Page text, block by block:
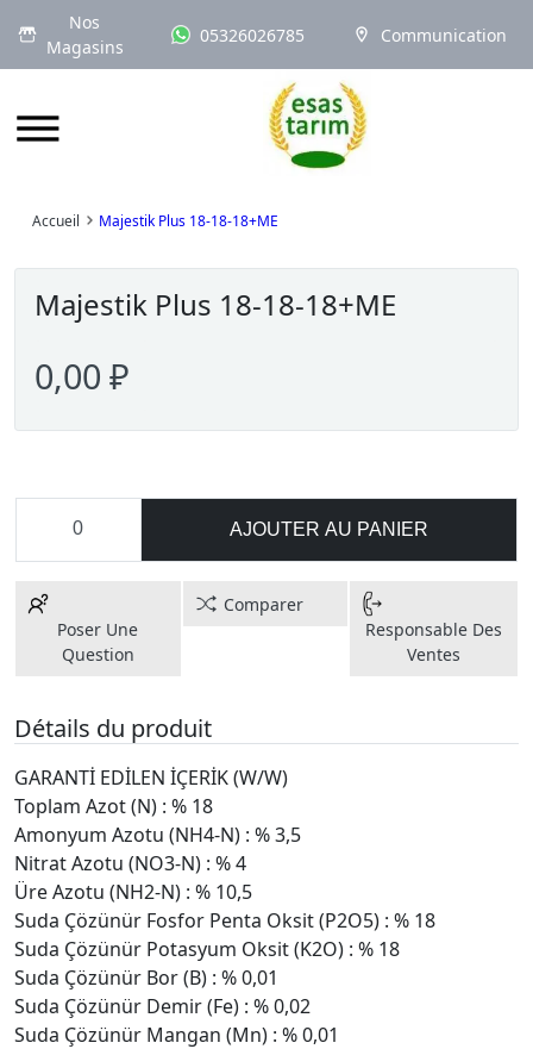
Nos
Magasins
05326026785 Communication
Logo
Accueil Majestik Plus 18-18-18+ME
Majestik Plus 18-18-18+ME
0,00 ₽
AJOUTER AU PANIER
Poser Une
Question
Comparer
Responsable Des
Ventes
Détails du produit
GARANTİ EDİLEN İÇERİK (W/W)
Toplam Azot (N) : % 18
Amonyum Azotu (NH4-N) : % 3,5
Nitrat Azotu (NO3-N) : % 4
Üre Azotu (NH2-N) : % 10,5
Suda Çözünür Fosfor Penta Oksit (P2O5) : % 18
Suda Çözünür Potasyum Oksit (K2O) : % 18
Suda Çözünür Bor (B) : % 0,01
Suda Çözünür Demir (Fe) : % 0,02
Suda Çözünür Mangan (Mn) : % 0,01